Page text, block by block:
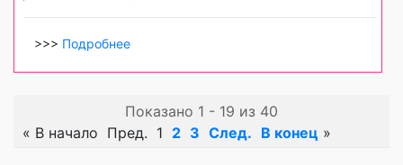
>>> Подробнее
Показано 1 - 19 из 40
« В начало Пред. 1 2 3 След. В конец »